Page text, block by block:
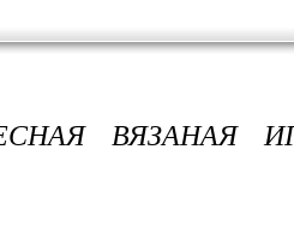
ВЯЗАНАЯ